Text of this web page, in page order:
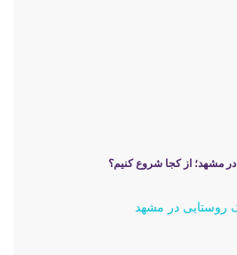
مشهد؛ از کجا شروع کنیم؟